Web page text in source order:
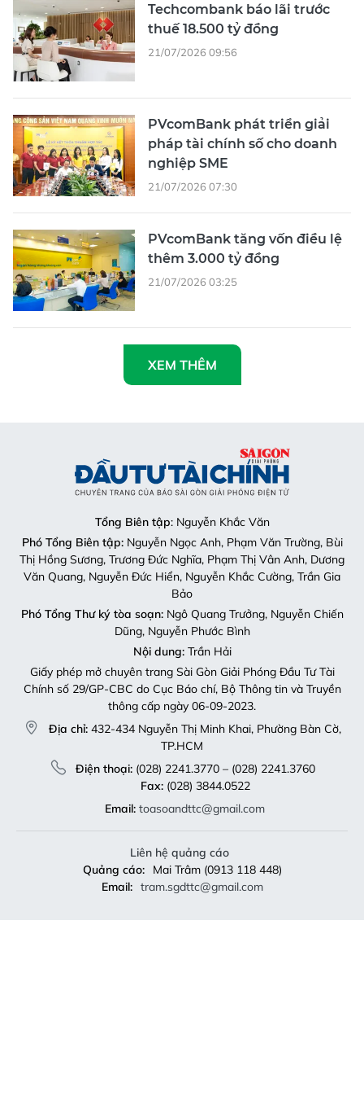
Techcombank báo lãi trước
thuế 18.500 tỷ đồng
21/07/2026 09:56
PVcomBank phát triển giải
pháp tài chính số cho doanh
nghiệp SME
21/07/2026 07:30
PVcomBank tăng vốn điều lệ
thêm 3.000 tỷ đồng
21/07/2026 03:25
XEM THÊM
Tổng Biên tập: Nguyễn Khắc Văn
Phó Tổng Biên tập:Nguyễn Ngọc Anh, Phạm Văn Trường, Bùi
Thị Hồng Sương, Trương Đức Nghĩa, Phạm Thị Vân Anh, Dương
Văn Quang, Nguyễn Đức Hiển, Nguyễn Khắc Cường, Trần Gia
Bảo
Phó Tổng Thư ký tòa soạn:Ngô Quang Trưởng, Nguyễn Chiến
Dũng, Nguyễn Phước Bình
Nội dung:Trần Hải
Giấy phép mở chuyên trang Sài Gòn Giải Phóng Đầu Tư Tài
Chính số 29/GP-CBC do Cục Báo chí, Bộ Thông tin và Truyền
thông cấp ngày 06-09-2023.
Địa chỉ: 432-434 Nguyễn Thị Minh Khai, Phường Bàn Cờ,
TP.HCM
Điện thoại:(028) 2241.3770 – (028) 2241.3760
Fax:(028) 3844.0522
Email: toasoandttc@gmail.com
Liên hệ quảng cáo
Quảng cáo:
Mai Trâm (0913 118 448)
Email: tram.sgdttc@gmail.com